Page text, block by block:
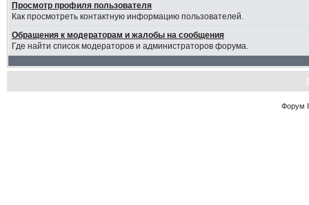
Просмотр профиля пользователя
Как просмотреть контактную информацию пользователей.
Обращения к модераторам и жалобы на сообщения
Где найти список модераторов и администраторов форума.
Форум